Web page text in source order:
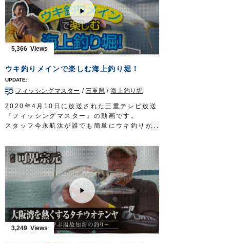
ライトタックルを駆使し釣り上げる。
読みと勘。そして、テクニックを要する奥深
きゲーム。
勝負の行方や、如何に…
タックル
竿：ライトジギング用ロッド 5ft10in
メインライン：PE 2号
リーダー：フロロ 12号
オモリ：80号
テンヤ：
喰わせ剛サビキ W胴打仕掛
7-12号
放送日 2019年10月27日
OWNERMOVIE
http://ownertv.jp/
オーナーばりwebsite
5,366
ウキ釣りメインで楽しむ海上釣り堀！
フィッシングマスター / 三重県 /海上釣り堀
2020年4月10日に放送された三重テレビ放送
『フィッシングマスター』の動画です。
スタッフ今永航汰が誰でも簡単にウキ釣りが
ダイ」「セット一発つり堀のませ仕掛」を使
って、釣り堀のマダイやシマアジ、ヒラマ
サ、カンパチ、イシガキダイなどを攻略しま
す。
■取材協力…南伊勢町/海上釣り堀辨屋様
フィッシングマスター 三重テレビ放送 毎
週金曜日 23時～23時15分
http://creativeoffice-chie.com/
OWNERMOVIEhttp://ownertv.jp/
オーナーばりwebsite
3,249